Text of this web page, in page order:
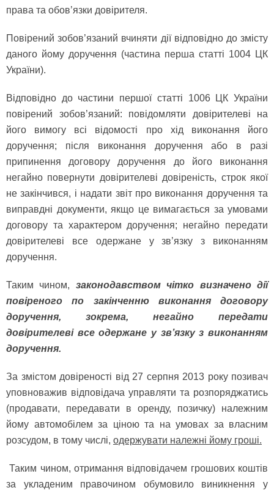
права та обов’язки довірителя.
Повірений зобов’язаний вчиняти дії відповідно до змісту
даного йому доручення (частина перша статті 1004 ЦК
України).
Відповідно до частини першої статті 1006 ЦК України
повірений зобов’язаний: повідомляти довірителеві на
його вимогу всі відомості про хід виконання його
доручення; після виконання доручення або в разі
припинення договору доручення до його виконання
негайно повернути довірителеві довіреність, строк якої
не закінчився, і надати звіт про виконання доручення та
виправдні документи, якщо це вимагається за умовами
договору та характером доручення; негайно передати
довірителеві все одержане у зв’язку з виконанням
доручення.
Таким чином, законодавством чітко визначено дії
повіреного по закінченню виконання договору
доручення, зокрема, негайно передати
довірителеві все одержане у зв’язку з виконанням
доручення.
За змістом довіреності від 27 серпня 2013 року позивач
уповноважив відповідача управляти та розпоряджатись
(продавати, передавати в оренду, позичку) належним
йому автомобілем за ціною та на умовах за власним
розсудом, в тому числі, одержувати належні йому гроші.
Таким чином, отримання відповідачем грошових коштів
за укладеним правочином обумовило виникнення у